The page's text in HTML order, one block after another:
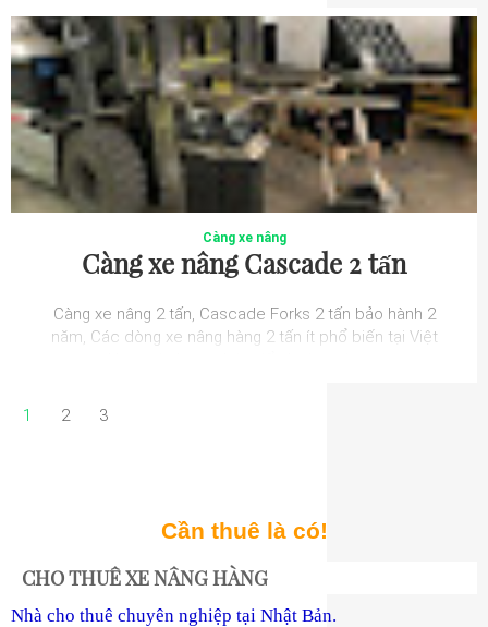
Càng xe nâng
Càng xe nâng Cascade 2 tấn
Càng xe nâng 2 tấn, Cascade Forks 2 tấn bảo hành 2
năm, Các dòng xe nâng hàng 2 tấn ít phổ biến tại Việt
1 2 3
Cần thuê là có!
CHO THUÊ XE NÂNG HÀNG
Nhà cho thuê chuyên nghiệp tại Nhật Bản.